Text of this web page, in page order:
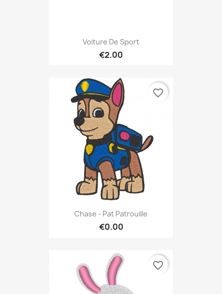
Voiture De Sport
€2.00
Chase - Pat Patrouille
€0.00
favorite_border
favorite_border